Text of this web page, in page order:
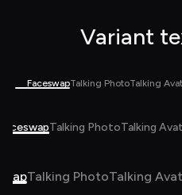
Variant
FaceswapTalking PhotoTalking
Talking PhotoTalking
Talking PhotoTalking